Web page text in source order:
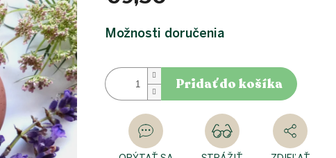
cena:
Možnosti doručenia
Pridať do košíka